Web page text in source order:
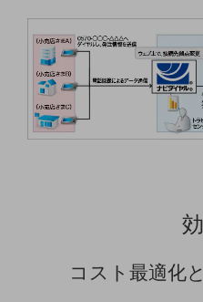
小売・卸売業
建設業
地域産業
モバイル・ICTサービスをオンラインで
相談・申し込みができるバーチャルショ
コスト最適化